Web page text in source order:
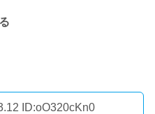
ID:oO320cKn0